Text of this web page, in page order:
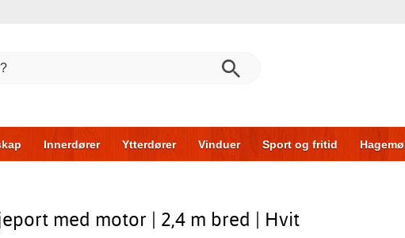
Innerdører Ytterdører Vinduer Sport og fritid
med motor | 2,4 m bred | Hvit